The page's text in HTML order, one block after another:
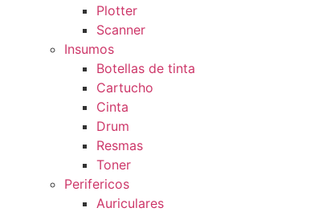
Plotter
Scanner
Insumos
Botellas de tinta
Cartucho
Cinta
Drum
Resmas
Toner
Perifericos
Auriculares